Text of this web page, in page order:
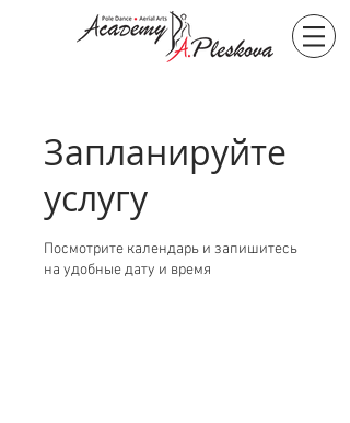
Запланируйте
услугу
Посмотрите календарь и запишитесь
на удобные дату и время